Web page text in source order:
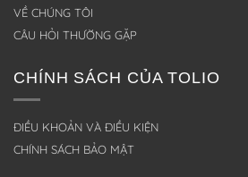
VỀ CHÚNG TÔI
CÂU HỎI THƯỜNG GẶP
CHÍNH SÁCH CỦA TOLIO
ĐIỀU KHOẢN VÀ ĐIỀU KIỆN
CHÍNH SÁCH BẢO MẬT